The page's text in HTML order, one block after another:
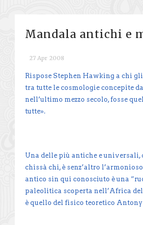
Mandala antichi e
27 Apr 2008
Rispose Stephen Hawking a chi
tra tutte le cosmologie concepite
nell’ultimo mezzo secolo, fosse
tutte».
Una delle più antiche e universali,
chissà chi, è senz’altro
antico sin qui conosciuto è una
paleolitica scoperta nell’Africa
è quello del fisico teoretico